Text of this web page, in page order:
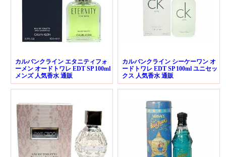
カルバンクライン エタニティフォ
ーメン オードトワレ EDT SP 100ml
メンズ 人気香水 通販
カルバンクライン シーケーワン オ
ードトワレ EDT SP 100ml ユニセッ
クス 人気香水 通販